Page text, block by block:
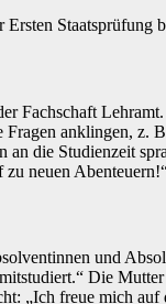
Fachschaft
anklingen,
die Studienzeit
neuen
und
Die
„Ich freue mich